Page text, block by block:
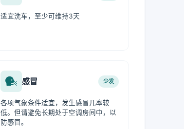
适宜洗车，至少可维持3天
感冒 少发
各项气象条件适宜，发生感冒几率较
低。但请避免长期处于空调房间中，以
防感冒。